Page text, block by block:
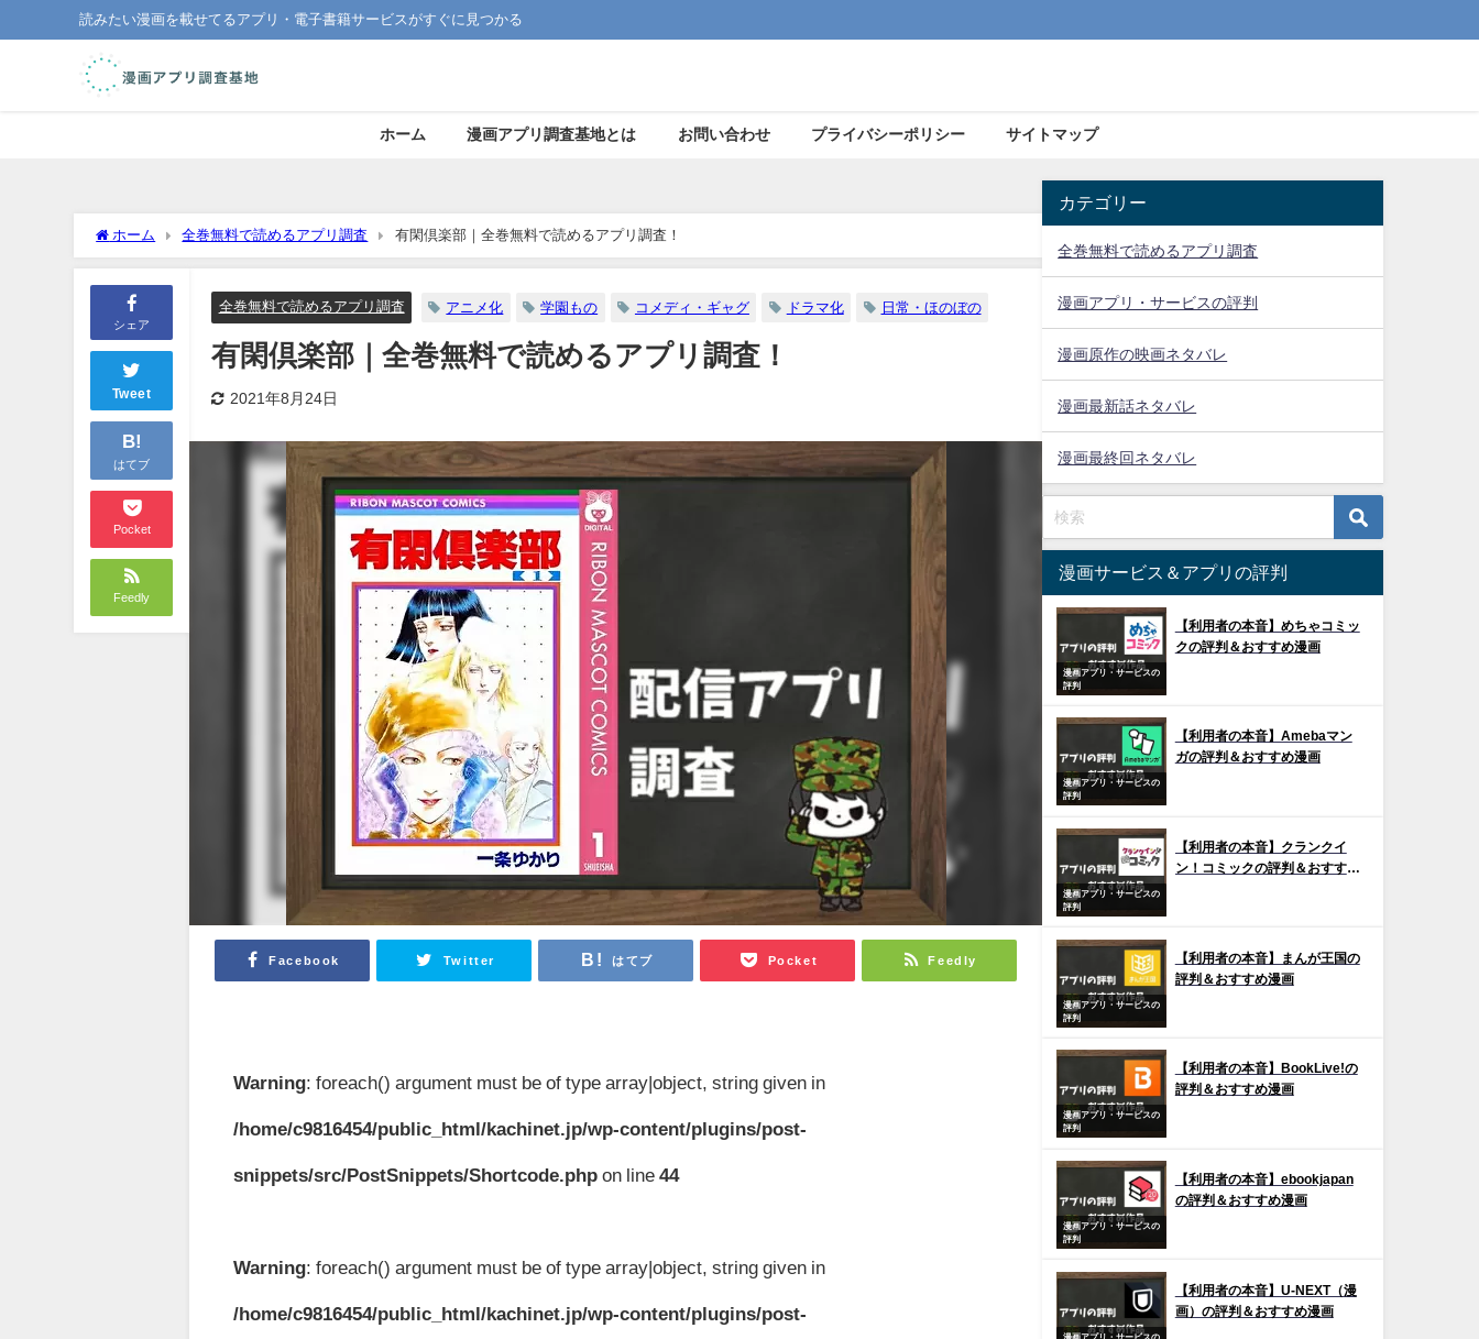
読みたい漫画を載せてるアプリ・電子書籍サービスがすぐに見つかる
ホーム 漫画アプリ調査基地とは お問い合わせ プライバシーポリシー サイトマップ
ホーム 全巻無料で読めるアプリ調査 有閑倶楽部｜全巻無料で読めるアプリ調査！
シェア
Tweet
B!
はてブ
Pocket
Feedly
全巻無料で読めるアプリ調査 アニメ化 学園もの コメディ・ギャグ ドラマ化 日常・ほのぼの
有閑倶楽部｜全巻無料で読めるアプリ調査！
2021年8月24日
Facebook Twitter はてブ Pocket Feedly
Warning: foreach() argument must be of type array|object, string given in
/home/c9816454/public_html/kachinet.jp/wp-content/plugins/post-
snippets/src/PostSnippets/Shortcode.php on line44
Warning: foreach() argument must be of type array|object, string given in
/home/c9816454/public_html/kachinet.jp/wp-content/plugins/post-
カテゴリー
全巻無料で読めるアプリ調査
漫画アプリ・サービスの評判
漫画原作の映画ネタバレ
漫画最新話ネタバレ
漫画最終回ネタバレ
漫画サービス＆アプリの評判
漫画アプリ・サービスの
評判
【利用者の本音】めちゃコミッ
クの評判＆おすすめ漫画
漫画アプリ・サービスの
評判
【利用者の本音】Amebaマン
ガの評判＆おすすめ漫画
漫画アプリ・サービスの
評判
【利用者の本音】クランクイ
ン！コミックの評判＆おすすめ
漫画アプリ・サービスの
評判
【利用者の本音】まんが王国の
評判＆おすすめ漫画
漫画アプリ・サービスの
評判
【利用者の本音】BookLive!の
評判＆おすすめ漫画
漫画アプリ・サービスの
評判
【利用者の本音】ebookjapan
の評判＆おすすめ漫画
漫画アプリ・サービスの
【利用者の本音】U-NEXT（漫
画）の評判＆おすすめ漫画